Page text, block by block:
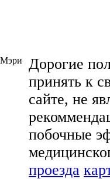
Дорогие
принять к
сайте, не
побочные
проезда